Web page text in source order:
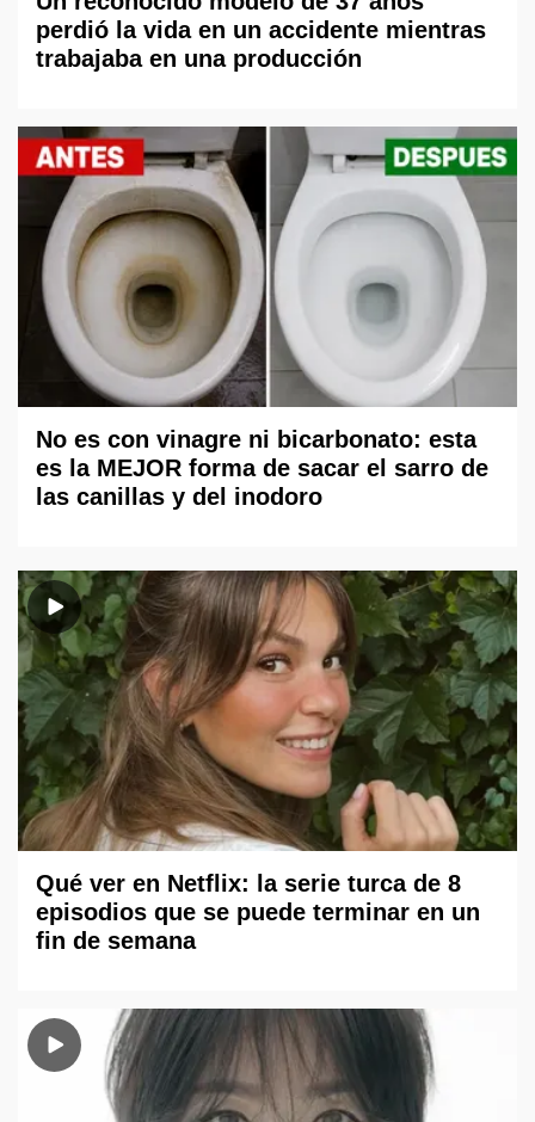
perdió la vida en un accidente mientras
trabajaba en una producción
No es con vinagre ni bicarbonato: esta
es la MEJOR forma de sacar el sarro de
las canillas y del inodoro
Qué ver en Netflix: la serie turca de 8
episodios que se puede terminar en un
fin de semana